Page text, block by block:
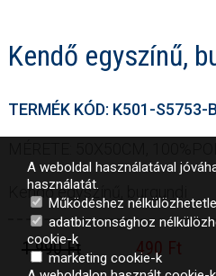
Kendő egyszínű,
TERMÉK KÓD: K501-S5753-
Kendő egyszínű, burgundi
1 990 Ft 490 Ft
A weboldal használatával
használatát.
Működéshez
adatbiztonsághoz
cookie-k
marketing cookie-k